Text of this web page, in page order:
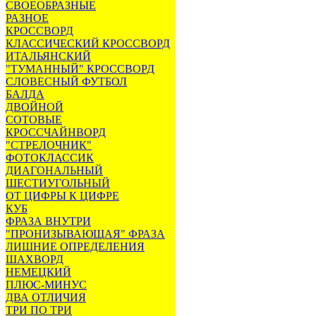
СВОЕОБРАЗНЫЕ
РАЗНОЕ
КРОССВОРД
КЛАССИЧЕСКИЙ КРОССВОРД
ИТАЛЬЯНСКИЙ
"ТУМАННЫЙ" КРОССВОРД
СЛОВЕСНЫЙ ФУТБОЛ
БАЛДА
ДВОЙНОЙ
СОТОВЫЕ
КРОССЧАЙНВОРД
"СТРЕЛОЧНИК"
ФОТОКЛАССИК
ДИАГОНАЛЬНЫЙ
ШЕСТИУГОЛЬНЫЙ
ОТ ЦИФРЫ К ЦИФРЕ
КУБ
ФРАЗА ВНУТРИ
"ПРОНИЗЫВАЮЩАЯ" ФРАЗА
ЛИШНИЕ ОПРЕДЕЛЕНИЯ
ШАХВОРД
НЕМЕЦКИЙ
ПЛЮС-МИНУС
ДВА ОТЛИЧИЯ
ТРИ ПО ТРИ